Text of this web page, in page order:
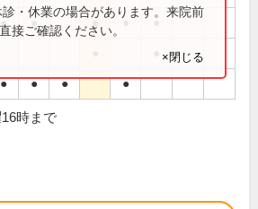
● ● ● ● ●
● ● ● ●
・休業の場合があります。来院前
接ご確認ください。
×閉じる
時まで